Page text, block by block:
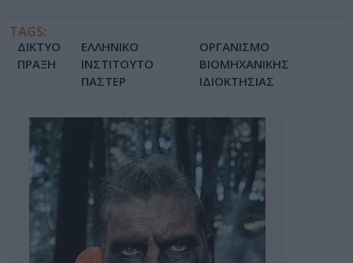
TAGS:
ΔΙΚΤΥΟ
ΠΡΑΞΗ
ΕΛΛΗΝΙΚΟ
ΙΝΣΤΙΤΟΥΤΟ
ΠΑΣΤΕΡ
ΟΡΓΑΝΙΣΜΟ
ΒΙΟΜΗΧΑΝΙΚΗΣ
ΙΔΙΟΚΤΗΣΙΑΣ